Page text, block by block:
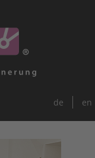
de en